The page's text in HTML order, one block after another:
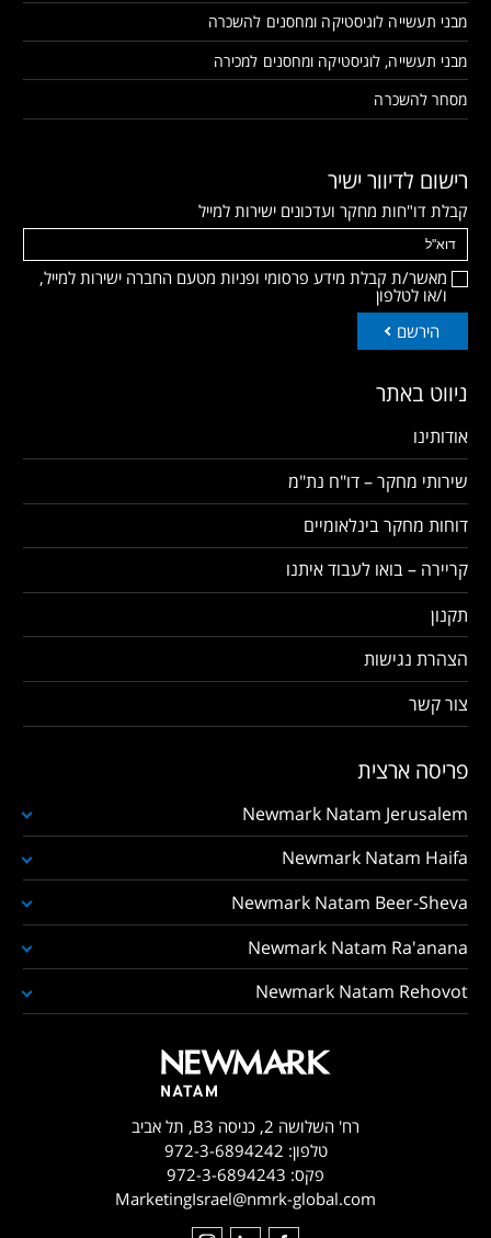
מבני תעשייה לוגיסטיקה ומחסנים להשכרה
מבני תעשייה, לוגיסטיקה ומחסנים למכירה
מסחר להשכרה
רישום לדיוור ישיר
קבלת דו"חות מחקר ועדכונים ישירות למייל
מאשר/ת קבלת מידע פרסומי ופניות מטעם החברה ישירות למייל,
ו/או לטלפון
הירשם
ניווט באתר
אודותינו
שירותי מחקר – דו"ח נת"מ
דוחות מחקר בינלאומיים
קריירה – בואו לעבוד איתנו
תקנון
הצהרת נגישות
צור קשר
פריסה ארצית
Newmark Natam Jerusalem
Newmark Natam Haifa
Newmark Natam Beer-Sheva
Newmark Natam Ra'anana
Newmark Natam Rehovot
רח' השלושה 2, כניסה B3, תל אביב
טלפון: 972-3-6894242
פקס: 972-3-6894243
MarketingIsrael@nmrk-global.com